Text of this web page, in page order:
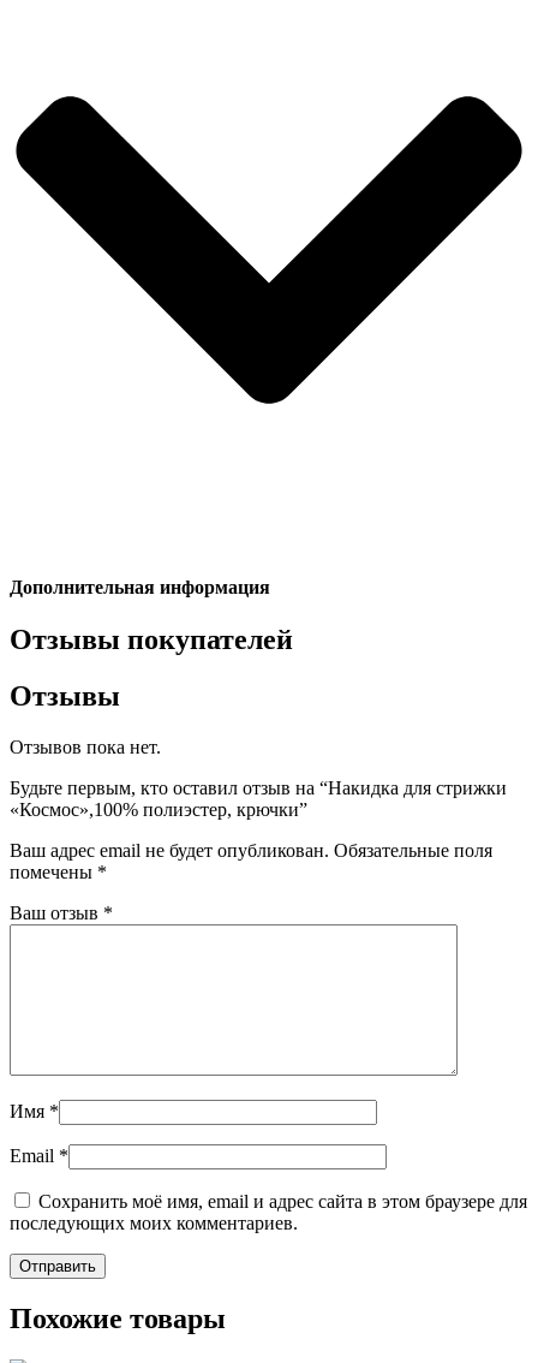
Дополнительная информация
Отзывы покупателей
Отзывы
Отзывов пока нет.
Будьте первым, кто оставил отзыв на “Накидка для стрижки
«Космос»,100% полиэстер, крючки”
Ваш адрес email не будет опубликован. Обязательные поля
помечены *
Ваш отзыв *
Имя *
Email *
Сохранить моё имя, email и адрес сайта в этом браузере для
последующих моих комментариев.
Похожие товары